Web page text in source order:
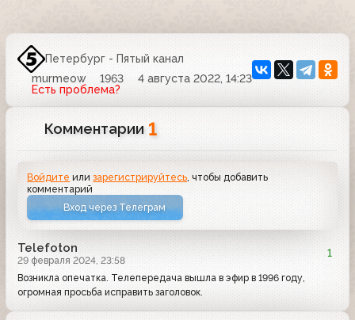
Петербург - Пятый канал
murmeow
1963
4 августа 2022, 14:23
Есть проблема?
Комментарии 1
Войдите илизарегистрируйтесь , чтобы добавить
комментарий
Вход через Телеграм
Telefoton
29 февраля 2024, 23:58
1
Возникла опечатка. Телепередача вышла в эфир в 1996 году,
огромная просьба исправить заголовок.